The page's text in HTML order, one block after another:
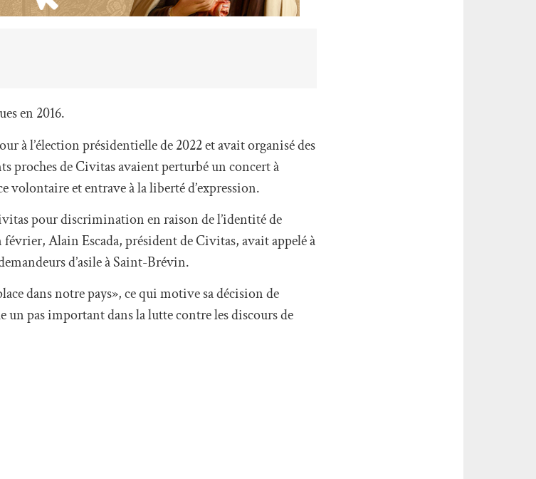
en 2016.
à l’élection présidentielle de 2022 et avait organisé des
proches de Civitas avaient perturbé un concert à
volontaire et entrave à la liberté d’expression.
pour discrimination en raison de l’identité de
Alain Escada, président de Civitas, avait appelé à
d’asile à Saint-Brévin.
dans notre pays», ce qui motive sa décision de
pas important dans la lutte contre les discours de